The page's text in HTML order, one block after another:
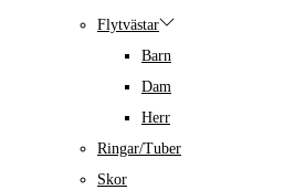
Flytvästar
Barn
Dam
Herr
Ringar/Tuber
Skor